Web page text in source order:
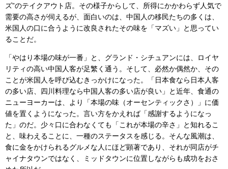
ズ”のテイクアウト店。その様子からして、所得にかかわらず人気で
需要の高さが伺えるが、面白いのは、中国人の移民たちの多くは、
米国人の口に合うように改良されたその味を「マズい」と思ってい
ることだ。
「やはり本場の味が一番」と、グランド・シチュアンには、ロイヤ
リティの高い中国人客が足繁く通う。そして、必然か偶然か、その
ことが米国人を呼び込むきっかけになった。「日本食なら日本人客
の多い店、四川料理なら中国人客の多い店が良い」と近年、食通の
ニューヨーカーは、より「本場の味（オーセンティックさ）」に価
値を置くようになった。言い方をかえれば「感謝するようになっ
た」のだ。少々口に合わなくても「これが本場の辛さ」と知れるこ
と、味わえることに、一種のステータスを感じる。そんな風潮は、
食に金をかけられるグルメな人にほど顕著であり、それが同店がチ
ャイナタウンではなく、ミッドタウンに位置しながらも成功をおさ